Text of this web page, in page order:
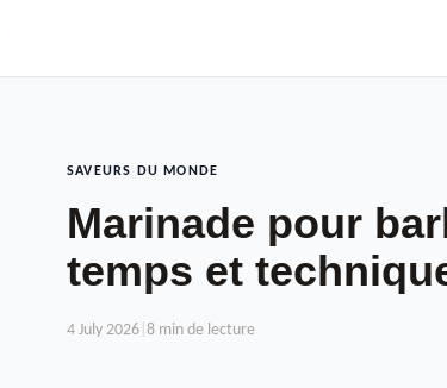
SAVEURS DU MONDE
Marinade pour
temps et
4 July 2026 8 min de lecture